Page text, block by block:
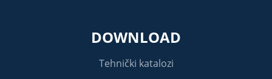
DOWNLOAD
Tehnički katalozi